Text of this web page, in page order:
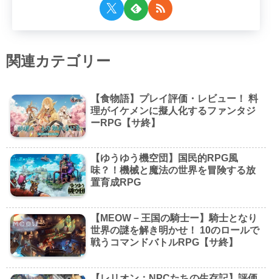
関連カテゴリー
【食物語】プレイ評価・レビュー！ 料
理がイケメンに擬人化するファンタジ
ーRPG【サ終】
【ゆうゆう機空団】国民的RPG風
味？！機械と魔法の世界を冒険する放
置育成RPG
【MEOW－王国の騎士ー】騎士となり
世界の謎を解き明かせ！ 10のロールで
戦うコマンドバトルRPG【サ終】